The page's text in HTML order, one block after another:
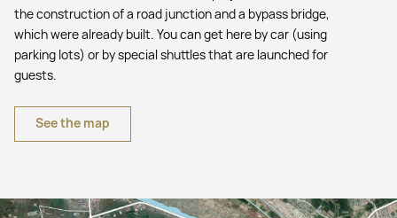
the construction of a road junction and a bypass bridge,
which were already built. You can get here by car (using
parking lots) or by special shuttles that are launched for
guests.
See the map